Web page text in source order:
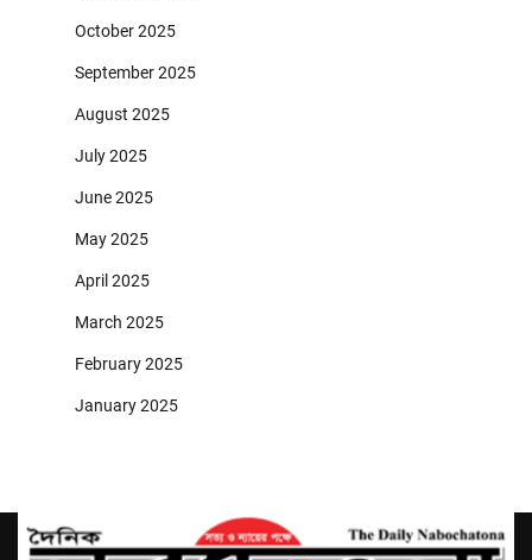
October 2025
September 2025
August 2025
July 2025
June 2025
May 2025
April 2025
March 2025
February 2025
January 2025